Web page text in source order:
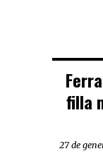
filla
27 de